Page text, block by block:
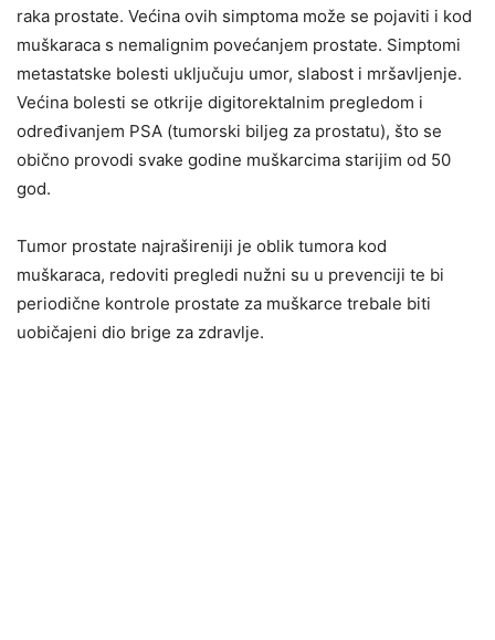
raka prostate. Većina ovih simptoma može se pojaviti i kod
muškaraca s nemalignim povećanjem prostate. Simptomi
metastatske bolesti uključuju umor, slabost i mršavljenje.
Većina bolesti se otkrije digitorektalnim pregledom i
određivanjem PSA (tumorski biljeg za prostatu), što se
obično provodi svake godine muškarcima starijim od 50
god.
Tumor prostate najrašireniji je oblik tumora kod
muškaraca, redoviti pregledi nužni su u prevenciji te bi
periodične kontrole prostate za muškarce trebale biti
uobičajeni dio brige za zdravlje.